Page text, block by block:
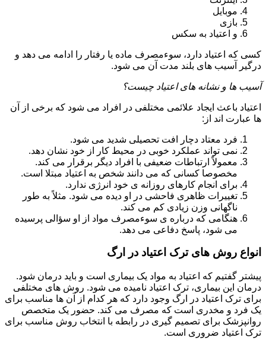
موبایل
بازی
و اعتیاد به سکس
کسی که اعتیاد دارد، سوءمصرف ماده یا رفتار را ادامه می دهد و
درگیر آسیب های بلند مدت آن می شود.
آسیب ها و نشانه های اعتیاد چیست؟
اعتیاد باعث ایجاد علائمی مختلفی در افراد می شود که برخی از آن
ها عبارت اند از:
فرد معتاد دچار افت تحصیلی شدید می شود.
نمی تواند عملکرد خوبی در محیط کار از خود نشان دهد.
معمولاً ارتباطات ضعیفی با افراد دیگر برقرار می کند.
مخصوصا کسانی که می دانند شخص به اعتیاد مبتلا است.
برای انجام کارهای روزانه ی خود انرژی ندارد.
تغییرات ظاهری فاحشی در او دیده می شود. مثلاً به طور
ناگهانی وزن زیادی کم می کند.
هنگامی که درباره ی سوءمصرف مواد از او سؤالی پرسیده
می شود، پاسخ دفاعی می دهد.
انواع روش های ترک اعتیاد در ارگ
پیشتر گفتیم که اعتیاد به مواد یک بیماری است و باید درمان شود.
درمان این بیماری، ترک اعتیاد نامیده می شود. روش های مختلفی
برای ترک اعتیاد در ارگ وجود دارد که هر کدام از آن ها مناسب برای
یک فرد و مخدری است که مصرف می کند. حضور یک متخصص
روانپزشک برای تصمیم گیری در رابطه با انتخاب روش مناسب برای
ترک اعتیاد ضروری است.